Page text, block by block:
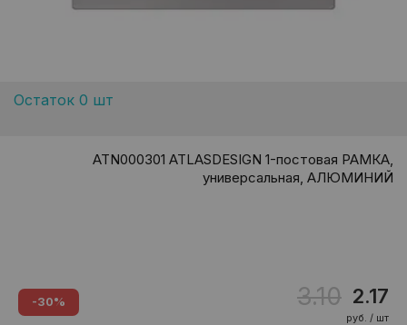
Остаток 0 шт
ATN000301 ATLASDESIGN 1-постовая РАМКА,
универсальная, АЛЮМИНИЙ
-30% 3.10 2.17
руб. / шт